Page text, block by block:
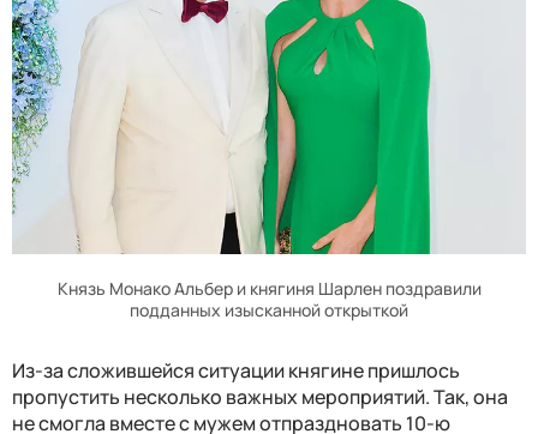
Князь Монако Альбер и княгиня Шарлен поздравили
подданных изысканной открыткой
Из-за сложившейся ситуации княгине пришлось
пропустить несколько важных мероприятий. Так, она
не смогла вместе с мужем отпраздновать 10-ю